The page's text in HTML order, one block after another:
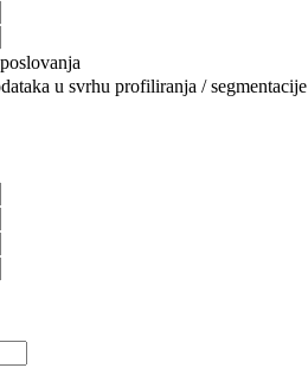
u svrhu profiliranja / segmentacije